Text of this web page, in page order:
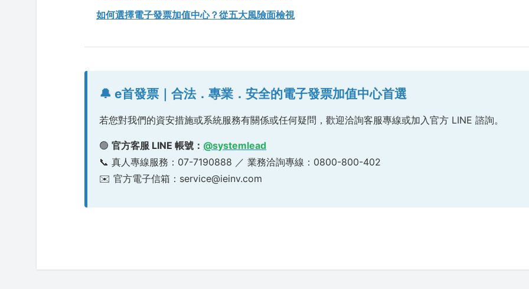
如何選擇電子發票加值中心？從五大風險面檢視
🔔 e首發票｜合法．專業．安全的電子發票加值中心首選
若您對我們的資安措施或系統服務有關係或任何疑問，歡迎洽詢客服專線或加入官方 LINE 諮詢。
🟢官方客服 LINE 帳號： @systemlead
📞 真人專線服務：07-7190888 ／ 業務洽詢專線：0800-800-402
✉️ 官方電子信箱：service@ieinv.com